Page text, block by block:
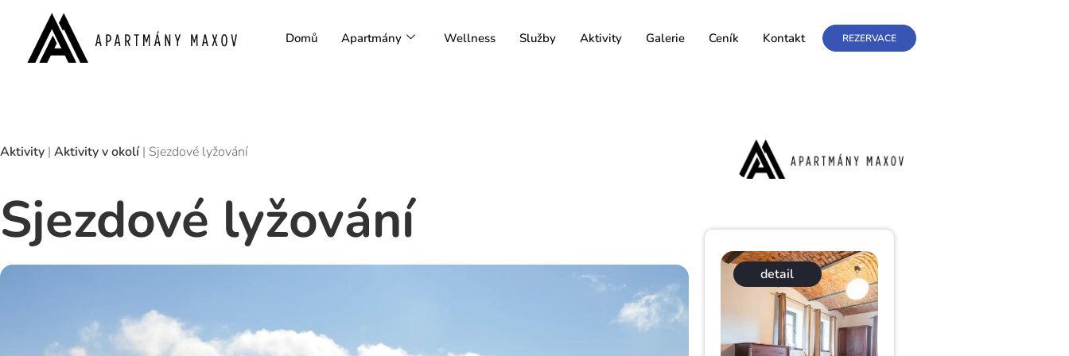
Domů Apartmány Wellness Služby Aktivity Galerie Ceník Kontakt REZERVACE
Aktivity | Aktivity v okolí| Sjezdové lyžování
Sjezdové lyžování
detail